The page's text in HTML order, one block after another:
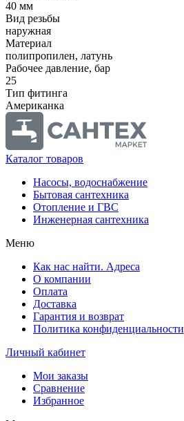
40 мм
Вид резьбы
наружная
Материал
полипропилен, латунь
Рабочее давление, бар
25
Тип фитинга
Американка
Каталог товаров
Насосы, водоснабжение
Бытовая сантехника
Отопление и ГВС
Инженерная сантехника
Меню
Как нас найти. Адреса
О компании
Оплата
Доставка
Гарантия и возврат
Политика конфиденциальности
Личный кабинет
Мои заказы
Сравнение
Избранное